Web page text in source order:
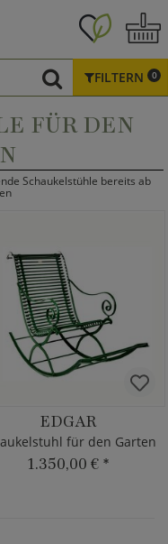
FILTERN 0
FÜR DEN
Schaukelstühle bereits ab
EDGAR
für den Garten
1.350,00 € *